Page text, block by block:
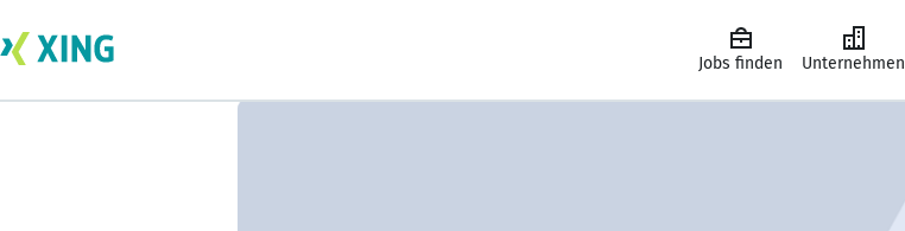
Jobs finden Unternehmen